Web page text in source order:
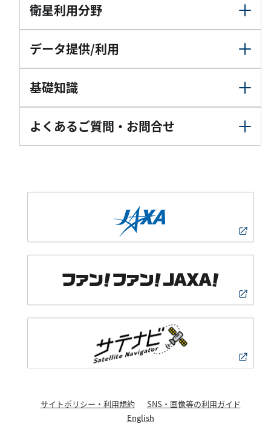
衛星利用分野
データ提供/利用
基礎知識
よくあるご質問・お問合せ
サイトポリシー・利用規約
SNS・画像等の利用ガイド
English